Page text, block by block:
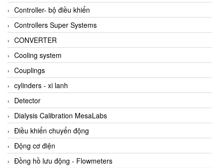
Albrecht-Automatik Viet Nam
Allen Bradley Vietnam
Alpha Moisture Vietnam
Alpha-Achem Vietnam
Alphino
ALRE-IT Vietnam
Altech
Amarillo Gear
Ametek
AMPTRON Vietnam
AND Vietnam
Controller- bộ điều khiển
Controllers Super Systems
CONVERTER
Cooling system
Couplings
cylinders - xi lanh
Detector
Dialysis Calibration MesaLabs
Điều khiển chuyển động
Động cơ điện
Đồng hồ lưu động - Flowmeters